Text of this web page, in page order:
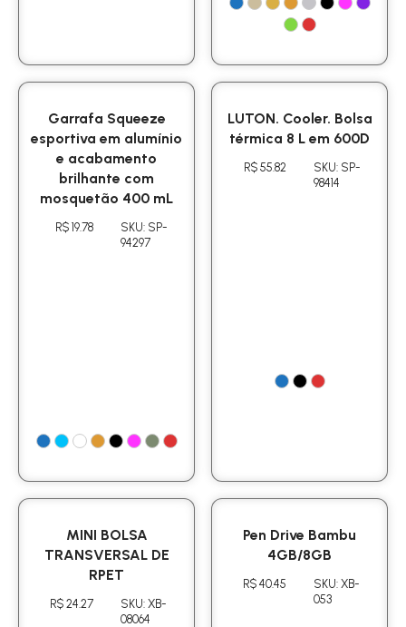
Garrafa Squeeze
esportiva em alumínio
e acabamento
brilhante com
mosquetão 400 mL
R$ 19.78
SKU: SP-
94297
LUTON. Cooler. Bolsa
térmica 8 L em 600D
R$ 55.82
SKU: SP-
98414
MINI BOLSA
TRANSVERSAL DE
RPET
R$ 24.27
SKU: XB-
08064
Pen Drive Bambu
4GB/8GB
R$ 40.45
SKU: XB-
053